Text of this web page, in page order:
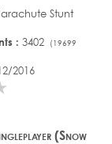
Stunt
: 3402
(19699
2016
(Snow